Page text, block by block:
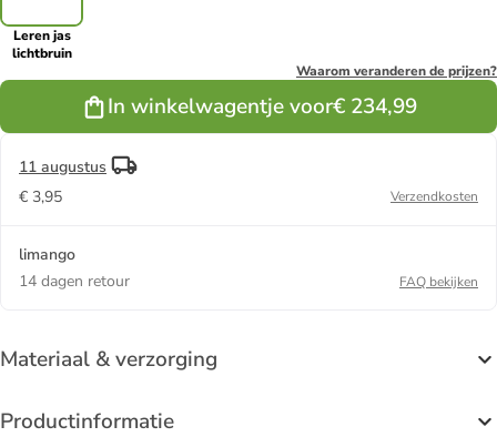
Leren jas
lichtbruin
Waarom veranderen de prijzen?
In winkelwagentje voor€ 234,99
11 augustus
€ 3,95
Verzendkosten
limango
14 dagen retour
FAQ bekijken
Materiaal & verzorging
Productinformatie